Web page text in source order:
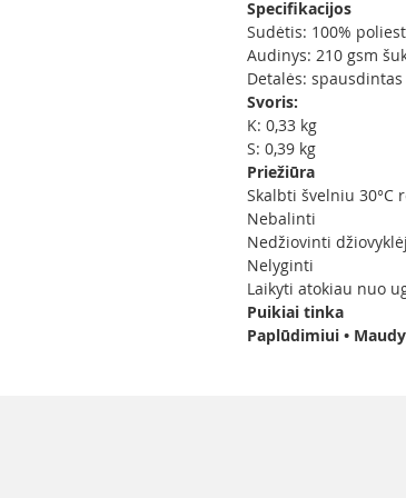
Specifikacijos
Sudėtis: 100%
Audinys: 210 gsm
Detalės:
Svoris:
K: 0,33 kg
S: 0,39 kg
Priežiūra
Skalbti švelniu 30°C
Nebalinti
Nedžiovinti
Nelyginti
Laikyti atokiau nuo
Puikiai tinka
Paplūdimiui •